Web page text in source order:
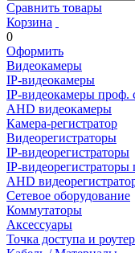
Сравнить товары
Корзина
0
Оформить
Видеокамеры
IP-видеокамеры
IP-видеокамеры проф.
AHD видеокамеры
Камера-регистратор
Видеорегистраторы
IP-видеорегистраторы
IP-видеорегистраторы
AHD
Сетевое оборудование
Коммутаторы
Аксессуары
Точка доступа и